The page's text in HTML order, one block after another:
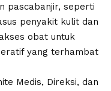
pascabanjir, seperti
penyakit kulit dan
obat untuk
yang terhambat
Medis, Direksi, dan